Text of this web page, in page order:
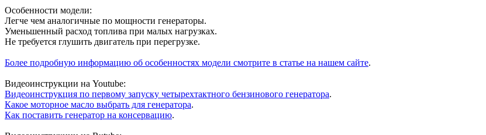
Особенности модели:
Легче чем аналогичные по мощности генераторы.
Уменьшенный расход топлива при малых нагрузках.
Не требуется глушить двигатель при перегрузке.
Более подробную информацию об особенностях модели смотрите в статье на нашем сайте.
Видеоинструкции на Youtube:
Видеоинструкция по первому запуску четырехтактного бензинового генератора.
Какое моторное масло выбрать для генератора.
Как поставить генератор на консервацию.